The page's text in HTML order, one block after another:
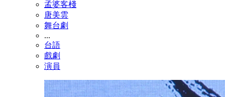
孟婆客棧
唐美雲
舞台劇
...
台語
戲劇
演員